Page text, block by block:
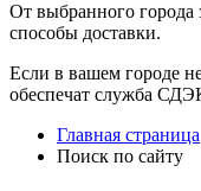
От выбранного города
способы доставки.
Если в вашем городе
обеспечат служба
Главная страница
Поиск по сайту